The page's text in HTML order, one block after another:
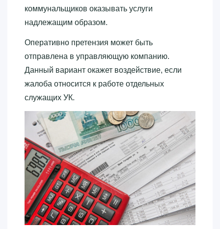
коммунальщиков оказывать услуги
надлежащим образом.
Оперативно претензия может быть
отправлена в управляющую компанию.
Данный вариант окажет воздействие, если
жалоба относится к работе отдельных
служащих УК.